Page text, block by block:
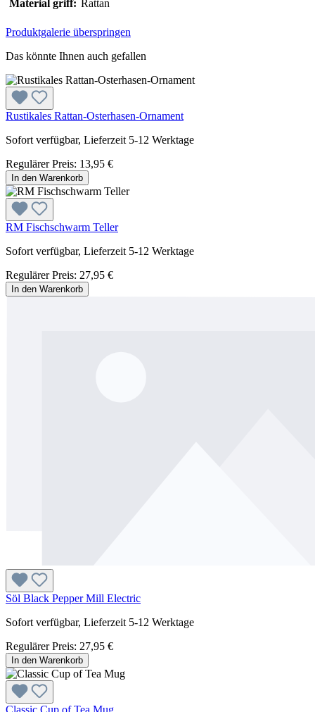
Material griff: Rattan
Produktgalerie überspringen
Das könnte Ihnen auch gefallen
Rustikales Rattan-Osterhasen-Ornament
Sofort verfügbar, Lieferzeit 5-12 Werktage
Regulärer Preis: 13,95 €
In den Warenkorb
RM Fischschwarm Teller
Sofort verfügbar, Lieferzeit 5-12 Werktage
Regulärer Preis: 27,95 €
In den Warenkorb
Söl Black Pepper Mill Electric
Sofort verfügbar, Lieferzeit 5-12 Werktage
Regulärer Preis: 27,95 €
In den Warenkorb
Classic Cup of Tea Mug